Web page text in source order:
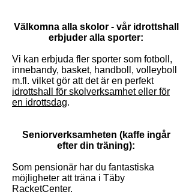
Välkomna alla skolor - vår idrottshall
erbjuder alla sporter:
Vi kan erbjuda fler sporter som fotboll,
innebandy, basket, handboll, volleyboll
m.fl. vilket gör att det är en perfekt
idrottshall för skolverksamhet eller för
en idrottsdag.
Seniorverksamheten (kaffe ingår
efter din träning):
Som pensionär har du fantastiska
möjligheter att träna i Täby
RacketCenter.